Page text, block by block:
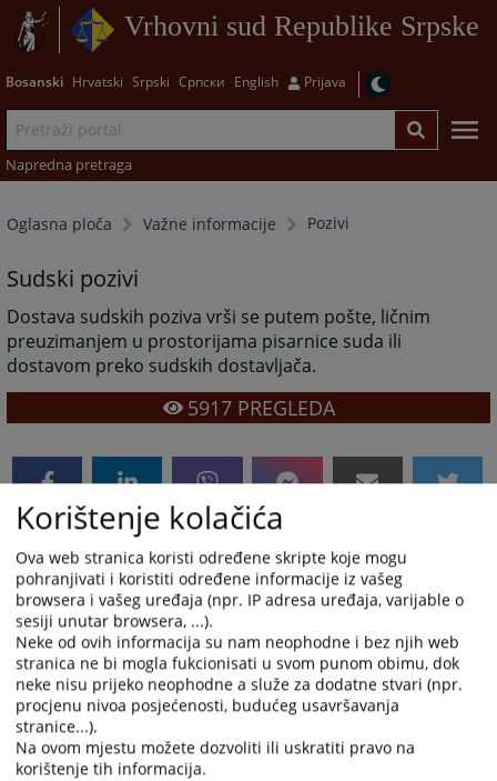
Vrhovni sud Republike Srpske
Bosanski Hrvatski Srpski Српски English Prijava
Napredna pretraga
Oglasna ploča Važne informacije Pozivi
Sudski pozivi
Dostava sudskih poziva vrši se putem pošte, ličnim
preuzimanjem u prostorijama pisarnice suda ili
dostavom preko sudskih dostavljača.
5917PREGLEDA
Korištenje kolačića
Ova web stranica koristi određene skripte koje mogu
pohranjivati i koristiti određene informacije iz vašeg
browsera i vašeg uređaja (npr. IP adresa uređaja, varijable o
sesiji unutar browsera, ...).
Neke od ovih informacija su nam neophodne i bez njih web
stranica ne bi mogla fukcionisati u svom punom obimu, dok
neke nisu prijeko neophodne a služe za dodatne stvari (npr.
procjenu nivoa posjećenosti, budućeg usavršavanja
stranice...).
Na ovom mjestu možete dozvoliti ili uskratiti pravo na
korištenje tih informacija.